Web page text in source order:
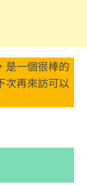
是一個很棒的
次再來訪可以